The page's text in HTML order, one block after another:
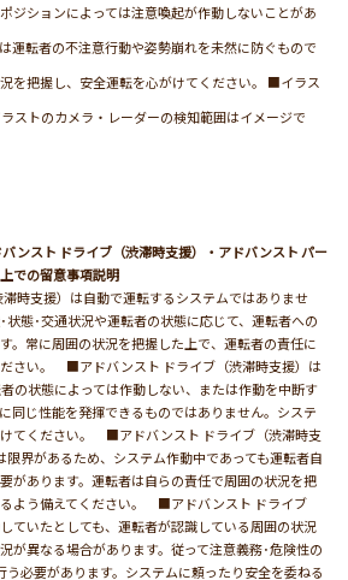
ジションによっては注意喚起が作動しないことがあ
運転者の不注意行動や姿勢崩れを未然に防ぐもので
を把握し、安全運転を心がけてください。 ■イラス
ストのカメラ・レーダーの検知範囲はイメージで
ンスト ドライブ（渋滞時支援）・アドバンスト パー
での留意事項説明
時支援）は自動で運転するシステムではありませ
状態･交通状況や運転者の状態に応じて、運転者への
。常に周囲の状況を把握した上で、運転者の責任に
さい。 ■アドバンスト ドライブ（渋滞時支援）は
の状態によっては作動しない、または作動を中断す
同じ性能を発揮できるものではありません。システ
てください。 ■アドバンスト ドライブ（渋滞時支
界があるため、システム作動中であっても運転者自
があります。運転者は自らの責任で周囲の状況を把
よう備えてください。 ■アドバンスト ドライブ
ていたとしても、運転者が認識している周囲の状況
が異なる場合があります。従って注意義務･危険性の
必要があります。システムに頼ったり安全を委ねる